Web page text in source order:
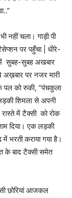
नहीं चला। गाड़ी पी
पर पहुँचा | धीरे-
में सुबह-सुबह अखबार
पर नजर मारी
को रुकी, “पंचकुला
शिमला से अपनी
में टैक्सी को रोक
दिया। एक लड़की
भरती कराया गया है।
के बाद टैक्सी समेत
छोरियां आजकल